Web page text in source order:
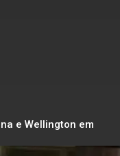
e Wellington em